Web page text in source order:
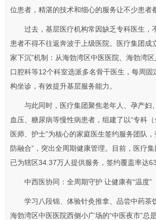
位患者，精湛的技术和细心的服务让不少患者
过去，基层医疗机构常因缺乏专科医生，
患者不得不往返奔波于上级医院。医疗集团成
家下沉”机制：从海勃湾区中医医院、海勃湾区
口腔科等12个科室选派多名骨干医生，每周固
构坐诊，有效提升基层服务能力。
与此同时，医疗集团聚焦老年人、孕产妇
血压、糖尿病等慢性病患者，组建了以“专科
医师、护士”为核心的家庭医生签约服务团队
防融合”，突出全周期健康管理。目前，医疗
已为辖区34.37万人提供服务，签约覆盖率达
中西医协同：全周期守护 让健康有“温度”
学习八段锦、体验针灸推拿、品尝中药
海勃湾区中医医院西侧小广场的“中医夜市”总